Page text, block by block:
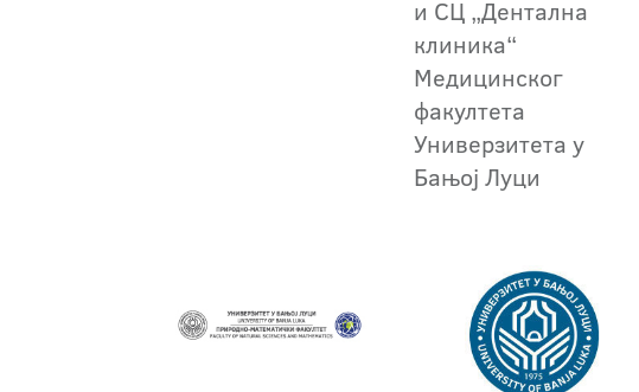
и СЦ „Дентална
клиника“
Медицинског
факултета
Универзитета у
Бањој Луци